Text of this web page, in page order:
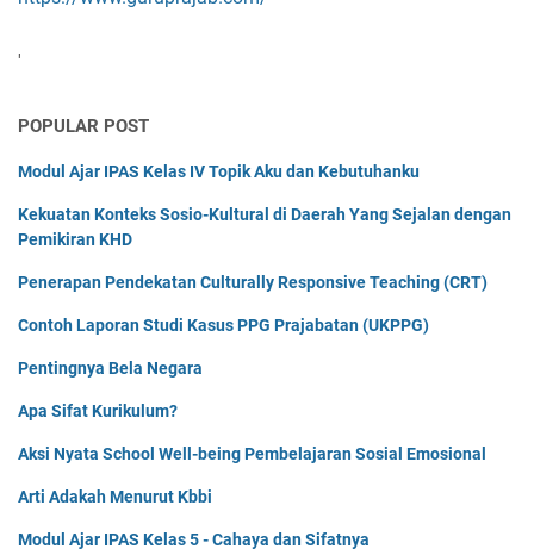
'
POPULAR POST
Modul Ajar IPAS Kelas IV Topik Aku dan Kebutuhanku
Kekuatan Konteks Sosio-Kultural di Daerah Yang Sejalan dengan
Pemikiran KHD
Penerapan Pendekatan Culturally Responsive Teaching (CRT)
Contoh Laporan Studi Kasus PPG Prajabatan (UKPPG)
Pentingnya Bela Negara
Apa Sifat Kurikulum?
Aksi Nyata School Well-being Pembelajaran Sosial Emosional
Arti Adakah Menurut Kbbi
Modul Ajar IPAS Kelas 5 - Cahaya dan Sifatnya